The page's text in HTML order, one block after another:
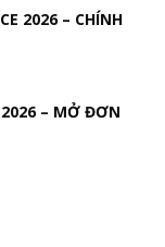
2026 – CHÍNH
2026 – MỞ ĐƠN